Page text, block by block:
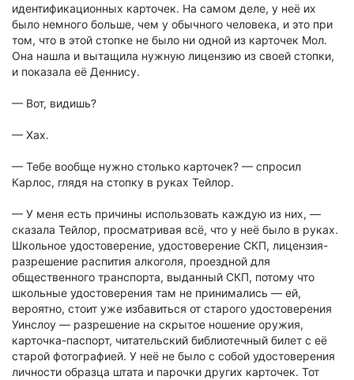
идентификационных карточек. На самом деле, у неё их
было немного больше, чем у обычного человека, и это при
том, что в этой стопке не было ни одной из карточек Мол.
Она нашла и вытащила нужную лицензию из своей стопки,
и показала её Деннису.
— Вот, видишь?
— Хах.
— Тебе вообще нужно столько карточек? — спросил
Карлос, глядя на стопку в руках Тейлор.
— У меня есть причины использовать каждую из них, —
сказала Тейлор, просматривая всё, что у неё было в руках.
Школьное удостоверение, удостоверение СКП, лицензия-
разрешение распития алкоголя, проездной для
общественного транспорта, выданный СКП, потому что
школьные удостоверения там не принимались — ей,
вероятно, стоит уже избавиться от старого удостоверения
Уинслоу — разрешение на скрытое ношение оружия,
карточка-паспорт, читательский библиотечный билет с её
старой фотографией. У неё не было с собой удостоверения
личности образца штата и парочки других карточек. Тот